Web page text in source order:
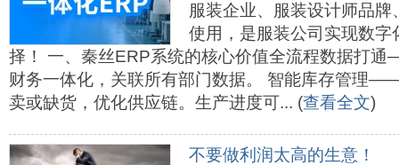
服装企业、服装设计师品
使用，是服装公司实现数字
择！ 一、秦丝ERP系统的核心价值全流程数据打
财务一体化，关联所有部门数据。 智能库存管理
卖或缺货，优化供应链。生产进度可... (查看全文)
不要做利润太高的生意！